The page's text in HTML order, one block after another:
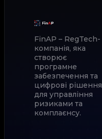
FinAP – RegTech-
компанія, яка
створює
програмне
забезпечення та
цифрові рішення
для управління
ризиками та
комплаєнсу.